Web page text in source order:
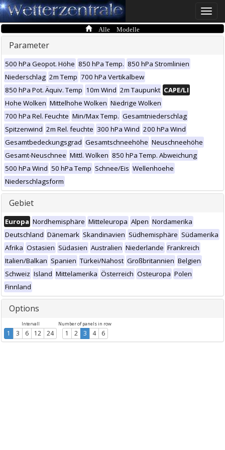
Toggle
Alle Modelle
Parameter
500 hPa Geopot. Höhe 850 hPa Temp. 850 hPa Stromlinien
Niederschlag 2m Temp 700 hPa Vertikalbew
850 hPa Pot. Äquiv. Temp 10m Wind 2m Taupunkt CAPE/LI
Hohe Wolken Mittelhohe Wolken Niedrige Wolken
700 hPa Rel. Feuchte Min/Max Temp. Gesamtniederschlag
Spitzenwind 2m Rel. feuchte 300 hPa Wind 200 hPa Wind
Gesamtbedeckungsgrad Gesamtschneehöhe Neuschneehöhe
Gesamt-Neuschnee Mittl. Wolken 850 hPa Temp. Abweichung
500 hPa Wind 50 hPa Temp Schnee/Eis Wellenhoehe
Niederschlagsform
Gebiet
Europa Nordhemisphäre Mitteleuropa Alpen Nordamerika
Deutschland Dänemark Skandinavien Südhemisphäre Südamerika
Afrika Ostasien Südasien Australien Niederlande Frankreich
Italien/Balkan Spanien Türkei/Nahost Großbritannien Belgien
Schweiz Island Mittelamerika Österreich Osteuropa Polen
Finnland
Options
Intervall
1 3 6 12 24
Number of panels in row
1 2 3 4 6